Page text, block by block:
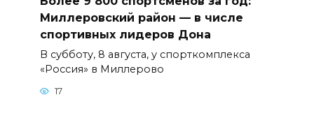
Миллеровский район — в числе
спортивных лидеров Дона
В субботу, 8 августа, у спорткомплекса
«Россия» в Миллерово
17